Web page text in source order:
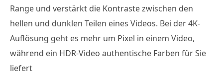
Range und verstärkt die Kontraste zwischen den
hellen und dunklen Teilen eines Videos. Bei der 4K-
Auflösung geht es mehr um Pixel in einem Video,
während ein HDR-Video authentische Farben für Sie
liefert